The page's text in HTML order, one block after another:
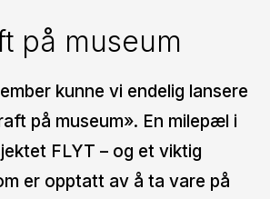
på museum
kunne vi endelig lansere
på museum». En milepæl i
FLYT – og et viktig
er opptatt av å ta vare på